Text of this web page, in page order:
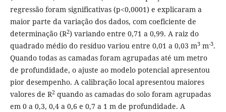
regressão foram significativas (p<0,0001) e explicaram a
maior parte da variação dos dados, com coeficiente de
determinação (R2) variando entre 0,71 a 0,99. A raiz do
quadrado médio do resíduo variou entre 0,01 a 0,03 m3m-3.
Quando todas as camadas foram agrupadas até um metro
de profundidade, o ajuste ao modelo potencial apresentou
pior desempenho. A calibração local apresentou maiores
valores de R2quando as camadas do solo foram agrupadas
em 0 a 0,3, 0,4 a 0,6 e 0,7 a 1 m de profundidade. A